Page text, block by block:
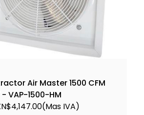
Air Master 1500 CFM
- VAP-1500-HM
(Mas IVA)